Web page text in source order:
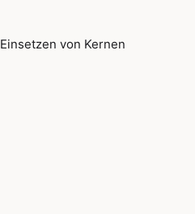
Einsetzen von Kernen